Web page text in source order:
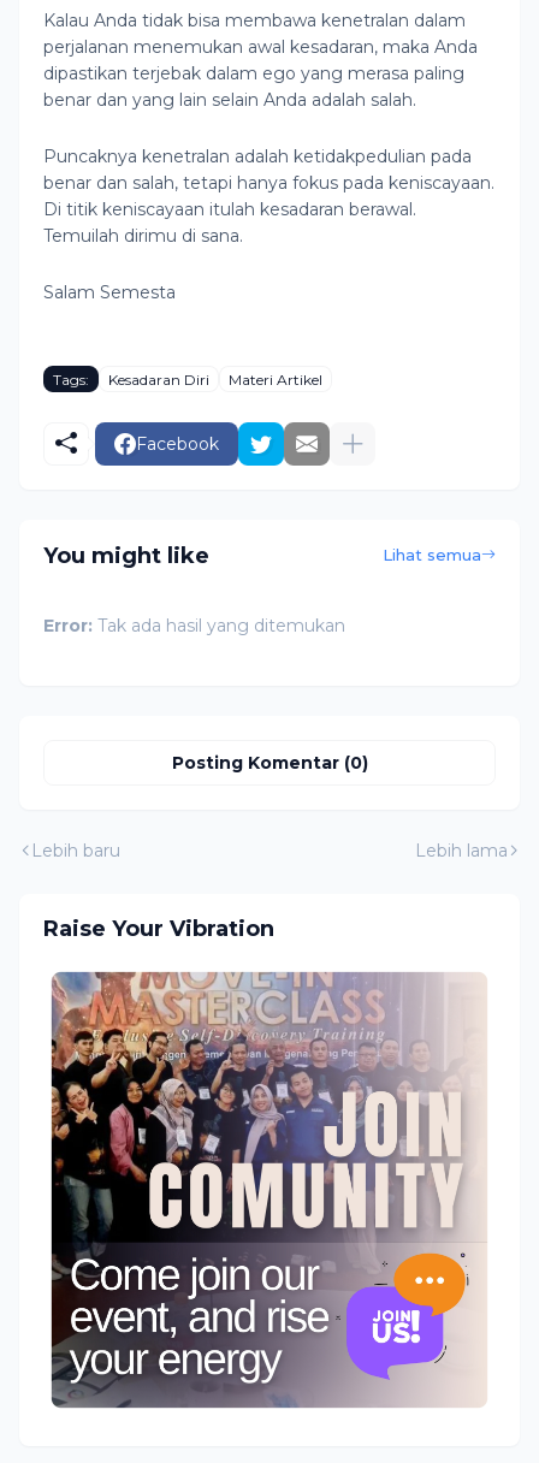
Kalau Anda tidak bisa membawa kenetralan dalam
perjalanan menemukan awal kesadaran, maka Anda
dipastikan terjebak dalam ego yang merasa paling
benar dan yang lain selain Anda adalah salah.
Puncaknya kenetralan adalah ketidakpedulian pada
benar dan salah, tetapi hanya fokus pada keniscayaan.
Di titik keniscayaan itulah kesadaran berawal.
Temuilah dirimu di sana.
Salam Semesta
Tags: Kesadaran Diri Materi Artikel
Facebook
You might like Lihat semua
Error: Tak ada hasil yang ditemukan
Posting Komentar (0)
Lebih baru Lebih lama
Raise Your Vibration